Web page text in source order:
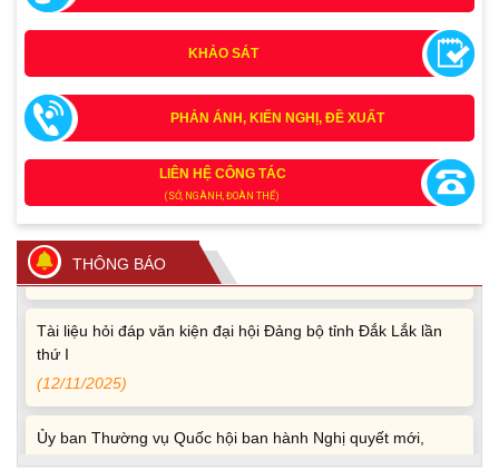
KHẢO SÁT
PHẢN ÁNH, KIẾN NGHỊ, ĐỀ XUẤT
LIÊN HỆ CÔNG TÁC
(SỞ, NGÀNH, ĐOÀN THỂ)
THÔNG BÁO
Tích cực tham gia góp ý, tuyên truyền dự thảo Bộ luật Hình
sự (sửa đổi) và Luật Tổ chức cơ quan điều tra (sửa đổi)
(24/07/2026)
Quy định xử phạt vi phạm vi định giao thông đường bộ
(13/11/2025)
thứ I
Ủy ban Thường vụ Quốc hội ban hành Nghị quyết mới,
hoàn thiện quy trình bầu cử